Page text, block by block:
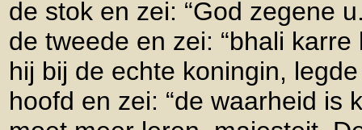
de stok en zei: “God zegene
de tweede en zei: “bhali karre
hij bij de echte koningin,
hoofd en zei: “de waarheid is